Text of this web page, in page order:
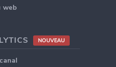
web
NOUVEAU